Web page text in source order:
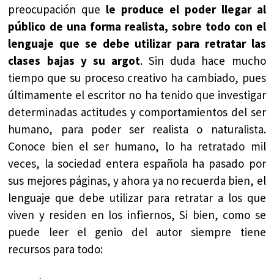
preocupación que le produce el poder llegar al
público de una forma realista, sobre todo con el
lenguaje que se debe utilizar para retratar las
clases bajas y su argot. Sin duda hace mucho
tiempo que su proceso creativo ha cambiado, pues
últimamente el escritor no ha tenido que investigar
determinadas actitudes y comportamientos del ser
humano, para poder ser realista o naturalista.
Conoce bien el ser humano, lo ha retratado mil
veces, la sociedad entera española ha pasado por
sus mejores páginas, y ahora ya no recuerda bien, el
lenguaje que debe utilizar para retratar a los que
viven y residen en los infiernos, Si bien, como se
puede leer el genio del autor siempre tiene
recursos para todo: